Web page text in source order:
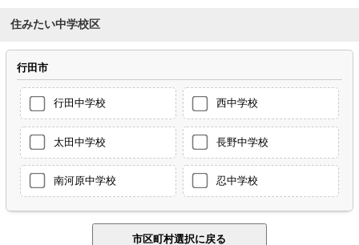
住みたい中学校区
行田市
行田中学校 西中学校
太田中学校 長野中学校
南河原中学校 忍中学校